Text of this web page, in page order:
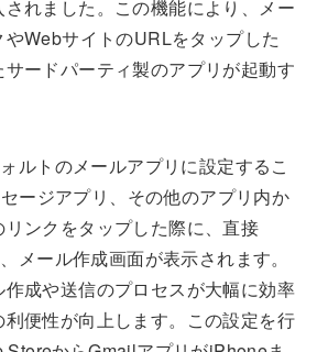
れました。この機能により、メー
WebサイトのURLをタップした
ードパーティ製のアプリが起動す
ルトのメールアプリに設定するこ
ージアプリ、その他のアプリ内か
ンクをタップした際に、直接
メール作成画面が表示されます。
成や送信のプロセスが大幅に効率
便性が向上します。この設定を行